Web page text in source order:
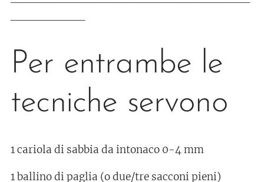
Per entrambe le
tecniche servono
1 cariola di sabbia da intonaco 0-4 mm
1 ballino di paglia (o due/tre sacconi pieni)